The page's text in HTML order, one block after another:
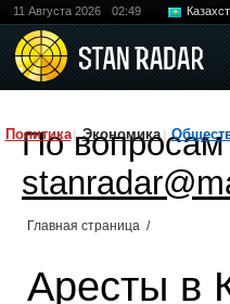
11 Августа 2026 02:49
Политика Экономика
По
Главная страница /
Аресты в